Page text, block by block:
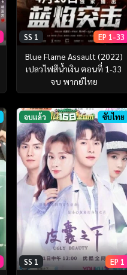
SS 1 EP 1-33
Blue Flame Assault (2022)
เปลวไฟสีน้ำเงิน ตอนที่ 1-33
จบ พากย์ไทย
จบแล้ว ซับไทย
SS 1 EP 1